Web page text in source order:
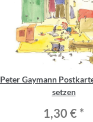
Peter Gaymann
setzen
1,30 € *